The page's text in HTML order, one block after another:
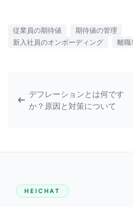
従業員の期待値
期待値の管理
新入社員のオンボーディング
離職
デフレーションとは何です
か？原因と対策について
HEICHAT